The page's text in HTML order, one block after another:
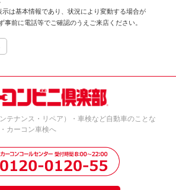
は基本情報であり、状況により変動する場合が
事前に電話等でご確認のうえご来店ください。
テナンス・リペア）・車検など自動車のことな
カーコン車検へ